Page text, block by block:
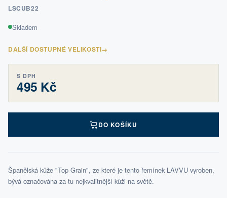
LSCUB22
Skladem
DALŠÍ DOSTUPNÉ VELIKOSTI→
S DPH
495 Kč
DO KOŠÍKU
Španělská kůže "Top Grain", ze které je tento řemínek LAVVU vyroben,
bývá označována za tu nejkvalitnější kůži na světě.